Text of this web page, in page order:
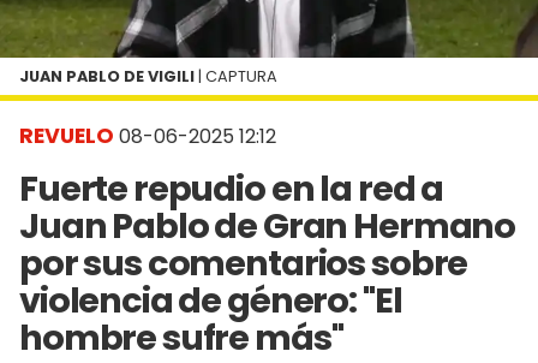
REVUELO 08-06-2025 12:12
Fuerte repudio en la red a
Juan Pablo de Gran Hermano
por sus comentarios sobre
violencia de género: "El
hombre sufre más"
JUAN PABLO DE VIGILI | CAPTURA